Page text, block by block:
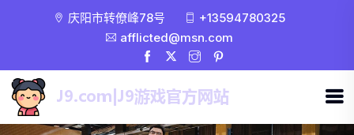
庆阳市转僚峰78号
+13594780325
afflicted@msn.com